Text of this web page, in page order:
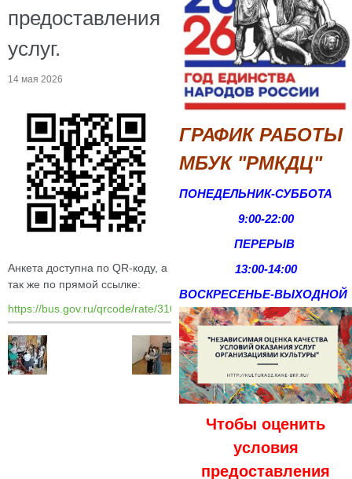
ГРАФИК РАБОТЫ
МБУК "РМКДЦ"
ПОНЕДЕЛЬНИК-СУББОТА
9:00-22:00
ПЕРЕРЫВ
13:00-14:00
ВОСКРЕСЕНЬЕ-ВЫХОДНОЙ
Чтобы оценить
условия
предоставления
предоставления
услуг.
14 мая 2026
Анкета доступна по QR-коду, а
так же по прямой ссылке:
https://bus.gov.ru/qrcode/rate/310897